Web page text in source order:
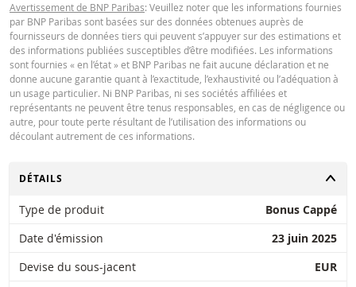
fins d’information uniquement. L'information sur les prix ne constitue pas
invitation ou une offre d'achat ou de vente de titres ou d'autres instruments
financiers. Les informations sont exclusivement destinées à être utilisées
destinataires prévus. Il est interdit de reproduire, distribuer ou copier ces
informations, en tout ou en partie, à quelque fin que ce soit sans
expresse et préalable de BNP Paribas. De plus amples informations sont
disponibles sur demande auprès de BNP Paribas.
Avertissement de BNP Paribas: Veuillez noter que les informations fournies
par BNP Paribas sont basées sur des données obtenues auprès de
fournisseurs de données tiers qui peuvent s’appuyer sur des estimations et
des informations publiées susceptibles d’être modifiées. Les informations
sont fournies « en l’état » et BNP Paribas ne fait aucune déclaration et ne
donne aucune garantie quant à l’exactitude, l’exhaustivité ou l’adéquation à
un usage particulier. Ni BNP Paribas, ni ses sociétés affiliées et
représentants ne peuvent être tenus responsables, en cas de négligence ou
autre, pour toute perte résultant de l’utilisation des informations ou
découlant autrement de ces informations.
CHANGER
DÉTAILS
Type de produit
Bonus Cappé
Date d'émission
23 juin 2025
Devise du sous-jacent
EUR